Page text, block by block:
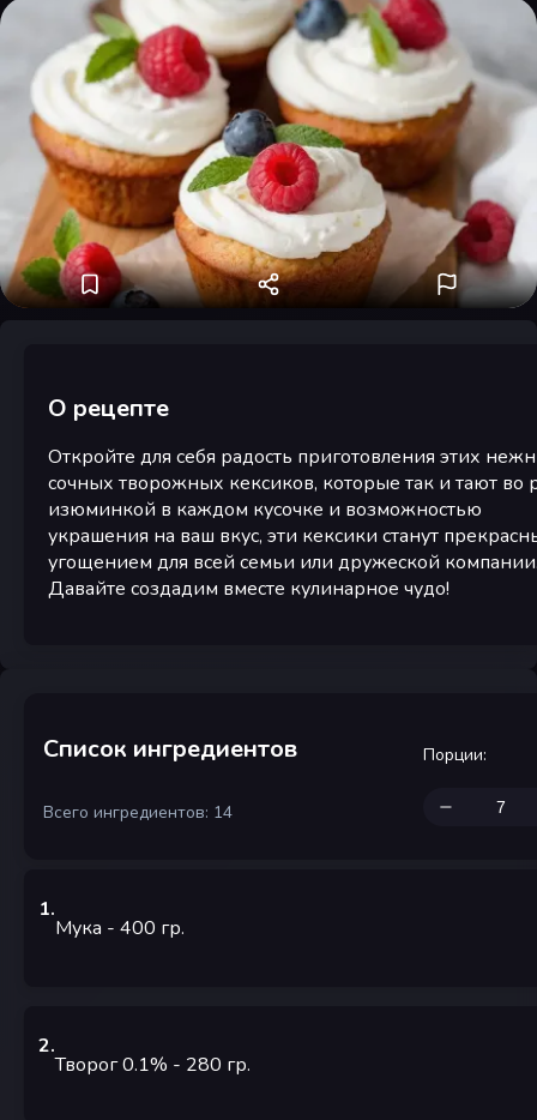
О рецепте
Откройте для себя радость приготовления этих
сочных творожных кексиков, которые так и тают во
изюминкой в каждом кусочке и возможностью
украшения на ваш вкус, эти кексики станут
угощением для всей семьи или дружеской
Давайте создадим вместе кулинарное чудо!
Список ингредиентов
Всего ингредиентов: 14
Порции:
1.
Мука - 400 гр.
2.
Творог 0.1% - 280 гр.